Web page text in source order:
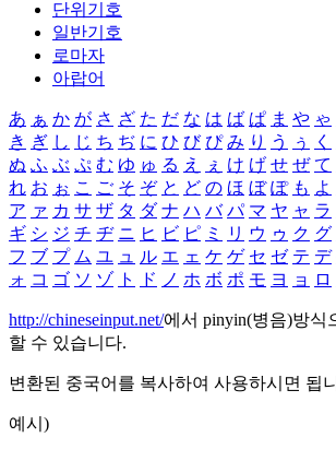
단위기호
일반기호
로마자
아랍어
あ ぁ か が さ ざ た だ な は ば ぱ ま や ゃ
き ぎ し じ ち ぢ に ひ び ぴ み り う ぅ く
ぬ ふ ぶ ぷ む ゆ ゅ る え ぇ け げ せ ぜ て
れ お ぉ こ ご そ ぞ と ど の ほ ぼ ぽ も よ
ア ァ カ サ ザ タ ダ ナ ハ バ パ マ ヤ ャ ラ
ギ シ ジ チ ヂ ニ ヒ ビ ピ ミ リ ウ ゥ ク グ
フ ブ プ ム ユ ュ ル エ ェ ケ ゲ セ ゼ テ デ
ォ コ ゴ ソ ゾ ト ド ノ ホ ボ ポ モ ヨ ョ ロ
http://chineseinput.net/에서 pinyin(병음)방식
할 수 있습니다.
변환된 중국어를 복사하여 사용하시면 됩
예시)